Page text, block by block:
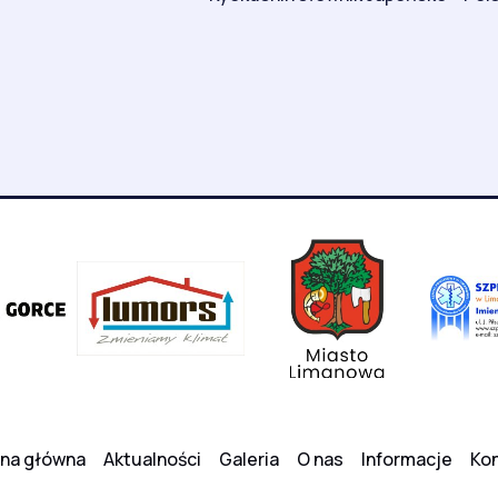
główna Aktualności Galeria O nas Informacje